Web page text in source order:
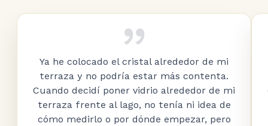
Ya he colocado el cristal alrededor de mi
terraza y no podría estar más contenta.
Cuando decidí poner vidrio alrededor de mi
terraza frente al lago, no tenía ni idea de
cómo medirlo o por dónde empezar, pero